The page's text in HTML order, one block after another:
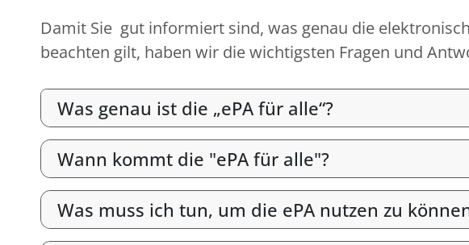
Damit Sie gut informiert sind, was genau die
beachten gilt, haben wir die wichtigsten Fragen und
Was genau ist die „ePA für alle“?
Wann kommt die "ePA für alle"?
Was muss ich tun, um die ePA nutzen zu